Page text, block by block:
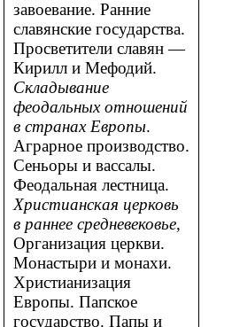
завоевание. Ранние
славянские государства.
Просветители славян —
Кирилл и Мефодий.
Складывание
феодальных отношений
в странах Европы.
Аграрное производство.
Сеньоры и вассалы.
Феодальная лестница.
Христианская церковь
в раннее средневековье,
Организация церкви.
Монастыри и монахи.
Христианизация
Европы. Папское
государство. Папы и